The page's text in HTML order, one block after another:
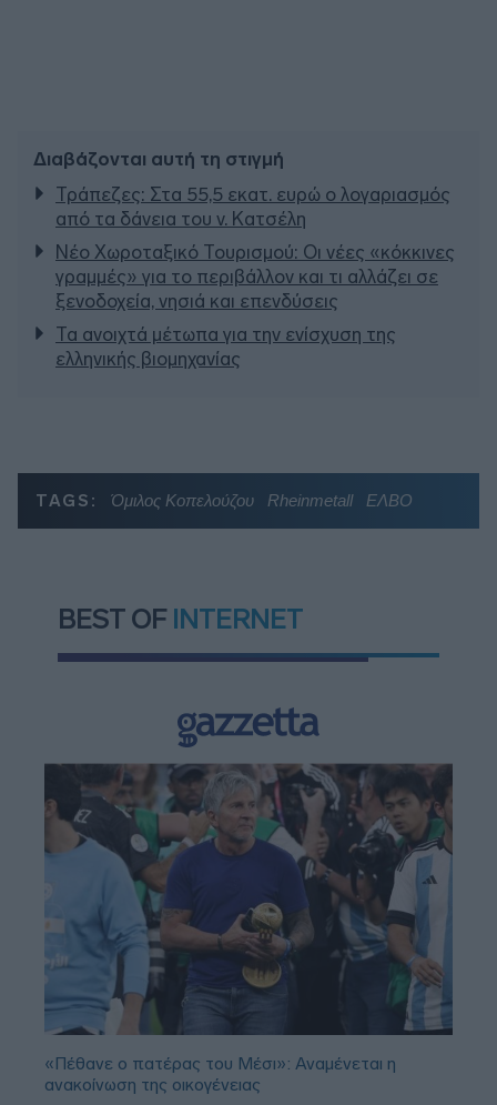
Διαβάζονται αυτή τη στιγμή
Τράπεζες: Στα 55,5 εκατ. ευρώ ο λογαριασμός
από τα δάνεια του ν. Κατσέλη
Νέο Χωροταξικό Τουρισμού: Οι νέες «κόκκινες
γραμμές» για το περιβάλλον και τι αλλάζει σε
ξενοδοχεία, νησιά και επενδύσεις
Τα ανοιχτά μέτωπα για την ενίσχυση της
ελληνικής βιομηχανίας
TAGS: Όμιλος Κοπελούζου Rheinmetall ΕΛΒΟ
BEST OF INTERNET
«Πέθανε ο πατέρας του Μέσι»: Αναμένεται η
ανακοίνωση της οικογένειας